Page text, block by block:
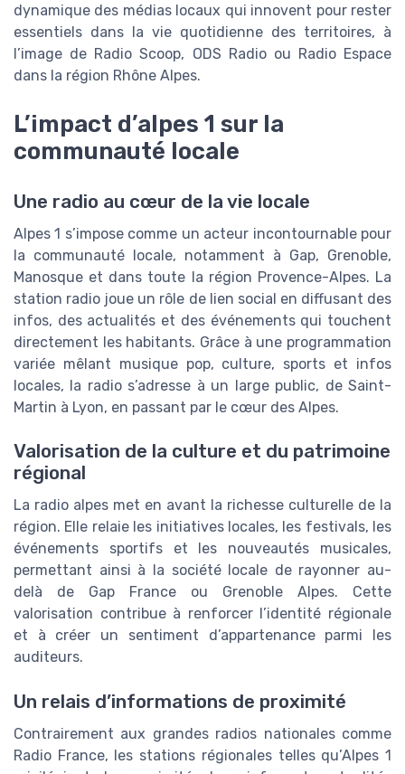
dynamique des médias locaux qui innovent pour rester
essentiels dans la vie quotidienne des territoires, à
l’image de Radio Scoop, ODS Radio ou Radio Espace
dans la région Rhône Alpes.
L’impact d’alpes 1 sur la
communauté locale
Une radio au cœur de la vie locale
Alpes 1 s’impose comme un acteur incontournable pour
la communauté locale, notamment à Gap, Grenoble,
Manosque et dans toute la région Provence-Alpes. La
station radio joue un rôle de lien social en diffusant des
infos, des actualités et des événements qui touchent
directement les habitants. Grâce à une programmation
variée mêlant musique pop, culture, sports et infos
locales, la radio s’adresse à un large public, de Saint-
Martin à Lyon, en passant par le cœur des Alpes.
Valorisation de la culture et du patrimoine
régional
La radio alpes met en avant la richesse culturelle de la
région. Elle relaie les initiatives locales, les festivals, les
événements sportifs et les nouveautés musicales,
permettant ainsi à la société locale de rayonner au-
delà de Gap France ou Grenoble Alpes. Cette
valorisation contribue à renforcer l’identité régionale
et à créer un sentiment d’appartenance parmi les
auditeurs.
Un relais d’informations de proximité
Contrairement aux grandes radios nationales comme
Radio France, les stations régionales telles qu’Alpes 1